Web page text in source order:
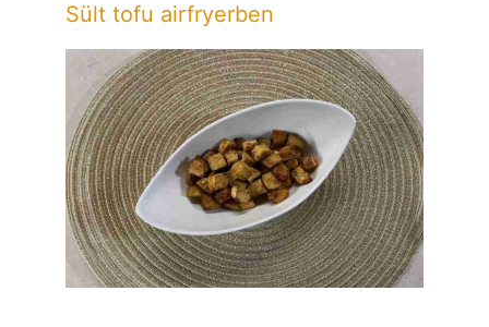
Sült tofu airfryerben